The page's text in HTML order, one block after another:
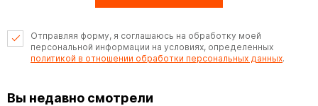
Отправляя форму, я соглашаюсь на обработку моей
персональной информации на условиях, определенных
политикой в отношении обработки персональных данных.
Вы недавно смотрели